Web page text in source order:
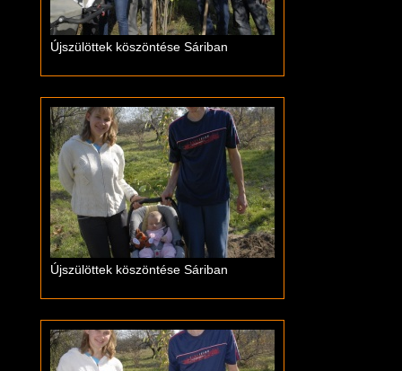
Újszülöttek köszöntése Sáriban
Újszülöttek köszöntése Sáriban